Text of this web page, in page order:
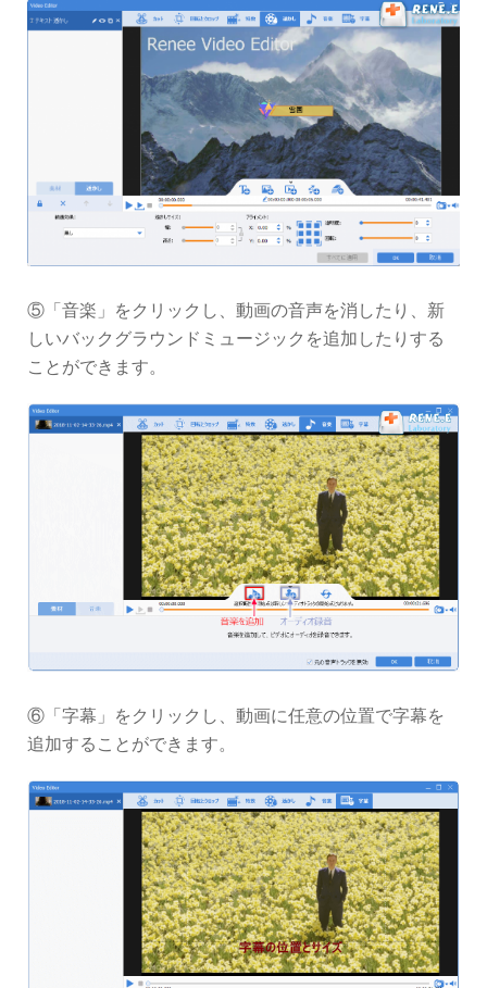
⑤「音楽」をクリックし、動画の音声を消したり、新
しいバックグラウンドミュージックを追加したりする
ことができます。
⑥「字幕」をクリックし、動画に任意の位置で字幕を
追加することができます。